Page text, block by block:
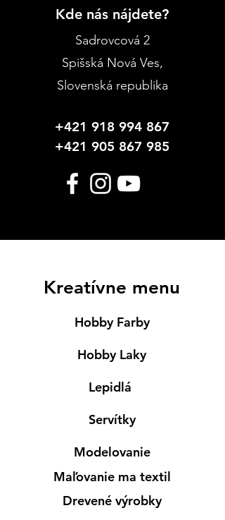
Kde nás nájdete?
Sadrovcová 2
Spišská Nová Ves,
Slovenská republika
+421 918 994 867
+421 905 867 985
Kreatívne menu
Hobby Farby
Hobby Laky
Lepidlá
Servítky
Modelovanie
Maľovanie ma textil
Drevené výrobky